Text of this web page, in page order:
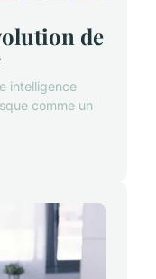
de
intelligence
comme un